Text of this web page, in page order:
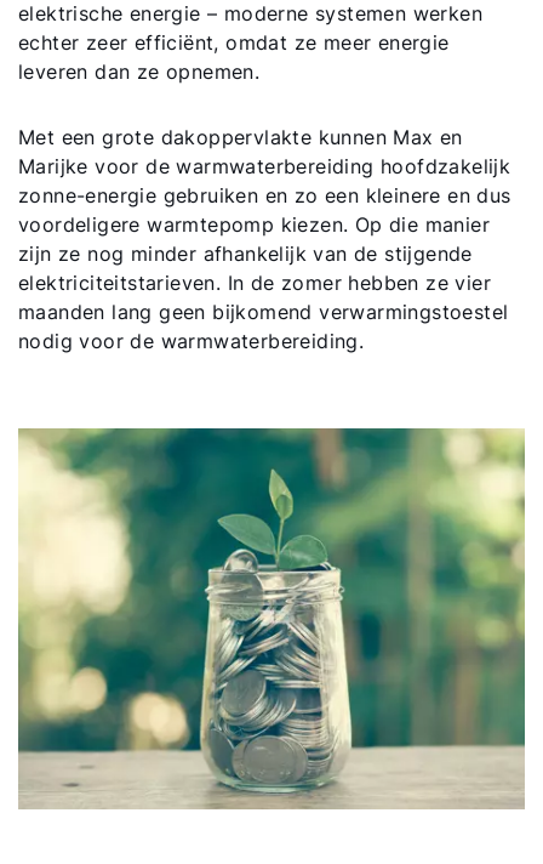
elektrische energie – moderne systemen werken
echter zeer efficiënt, omdat ze meer energie
leveren dan ze opnemen.
Met een grote dakoppervlakte kunnen Max en
Marijke voor de warmwaterbereiding hoofdzakelijk
zonne-energie gebruiken en zo een kleinere en dus
voordeligere warmtepomp kiezen. Op die manier
zijn ze nog minder afhankelijk van de stijgende
elektriciteitstarieven. In de zomer hebben ze vier
maanden lang geen bijkomend verwarmingstoestel
nodig voor de warmwaterbereiding.
Hallo!
Contact met het team
Contactformulier
Mail de WOLF Service
Ook interessant?
Downloads
Service App